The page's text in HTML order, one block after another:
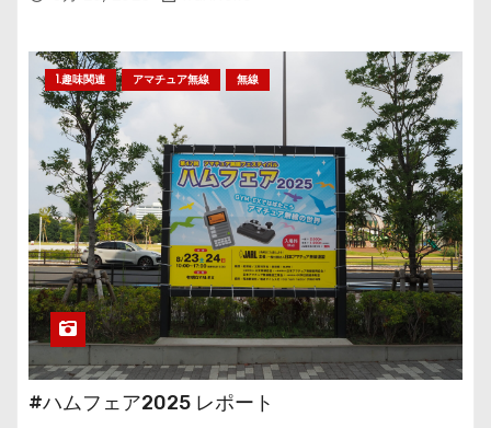
1.趣味関連 アマチュア無線 無線
#ハムフェア2025 レポート